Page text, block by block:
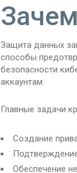
Защита данных
способы
безопасности
аккаунтам.
Главные задачи
Создание
Обеспечение